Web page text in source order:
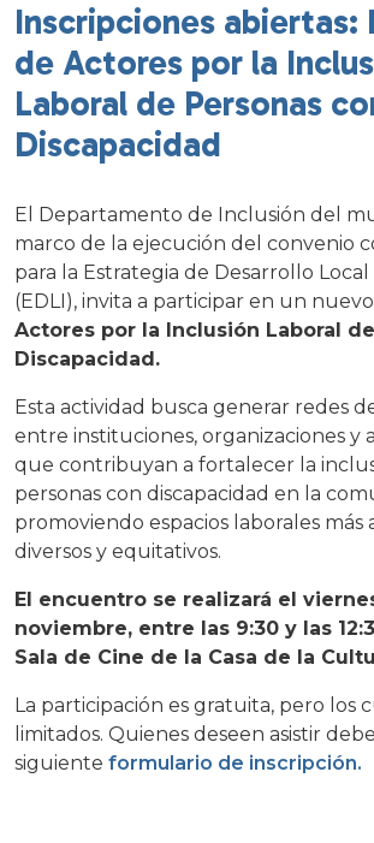
Inscripciones abiertas:
de Actores por la
Laboral de Personas
Discapacidad
El Departamento de Inclusión del
marco de la ejecución del convenio
para la Estrategia de Desarrollo
(EDLI), invita a participar en un nuevo
Actores por la Inclusión Laboral
Discapacidad.
Esta actividad busca generar redes
entre instituciones, organizaciones y
que contribuyan a fortalecer la
personas con discapacidad en la
promoviendo espacios laborales más
diversos y equitativos.
El encuentro se realizará el
noviembre, entre las 9:30 y las
Sala de Cine de la Casa de la
La participación es gratuita, pero los
limitados. Quienes deseen asistir
siguiente formulario de inscripción.